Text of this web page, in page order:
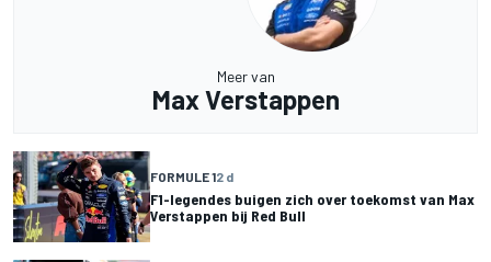
Meer van
Max Verstappen
FORMULE 12 d
F1-legendes buigen zich over toekomst van Max
Verstappen bij Red Bull